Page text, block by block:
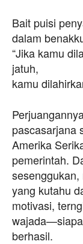
Bait puisi
dalam
“Jika kamu
jatuh,
kamu
pascasarjana
Amerika
pemerintah.
yang kutahu
motivasi,
berhasil.